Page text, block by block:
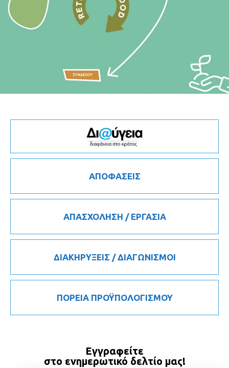
ΑΠΟΦΑΣΕΙΣ
ΑΠΑΣΧΟΛΗΣΗ / ΕΡΓΑΣΙΑ
ΔΙΑΚΗΡΥΞΕΙΣ / ΔΙΑΓΩΝΙΣΜΟΙ
ΠΟΡΕΙΑ ΠΡΟΫΠΟΛΟΓΙΣΜΟΥ
Εγγραφείτε
στο ενημερωτικό δελτίο μας!